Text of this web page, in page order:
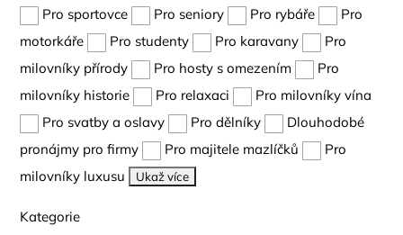
Pro sportovce Pro seniory Pro rybáře
Pro
motorkáře
Pro studenty Pro karavany
Pro
milovníky přírody
Pro hosty s omezením
Pro
milovníky historie
Pro relaxaci
Pro milovníky vína
Pro svatby a oslavy
Pro dělníky
Dlouhodobé
pronájmy pro firmy
Pro majitele mazlíčků
Pro
milovníky luxusu
Ukaž více
Kategorie